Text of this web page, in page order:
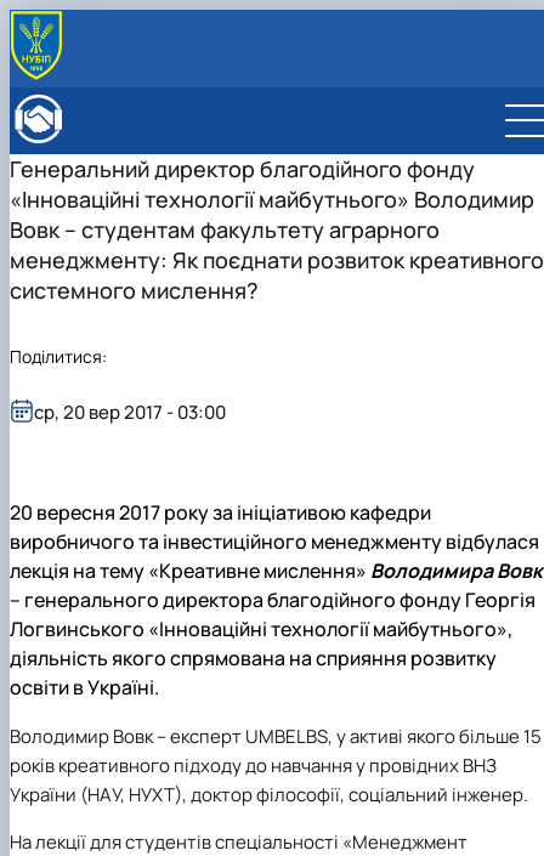
Адміністрація факультету
ОСВІТНЯ ДІЯЛЬНІСТЬ
Бакалаврат
Магістратура
Розклад
Підготовка аспірантів
Науково-дослідна робота
Стипендія
ВСТУПНИКУ
Загальна інформація
Бакалавр
Магістр
Доктор філософії (PhD)
МІЖНАРОДНА ДІЯЛЬНІСТЬ
Міжнародні партнери
Міжнародні програми з можливістю отримання
подвійних дипломів (Double Degree Pr…
ВЧЕНА РАДА
РАДА РОБОТОДАВЦІВ
Генеральний директор благодійного фонду
«Інноваційні технології майбутнього» Володимир
Вовк – студентам факультету аграрного
менеджменту: Як поєднати розвиток креативного
системного мислення?
20 вересня 2017 року за ініціативою кафедри
виробничого та інвестиційного менеджменту відбулася
лекція на тему «Креативне мислення» Володимира
– генерального директора благодійного фонду Георгія
Логвинського «Інноваційні технології майбутнього»,
діяльність якого спрямована на сприяння розвитку
освіти в Україні.
Володимир Вовк – експерт UMBELBS, у активі якого більше 15
років креативного підходу до навчання у провідних ВНЗ
України (НАУ, НУХТ), доктор філософії, соціальний інженер.
На лекції для студентів спеціальності «Менеджмент
ср, 20 вер 2017 - 03:00
Поділитися: